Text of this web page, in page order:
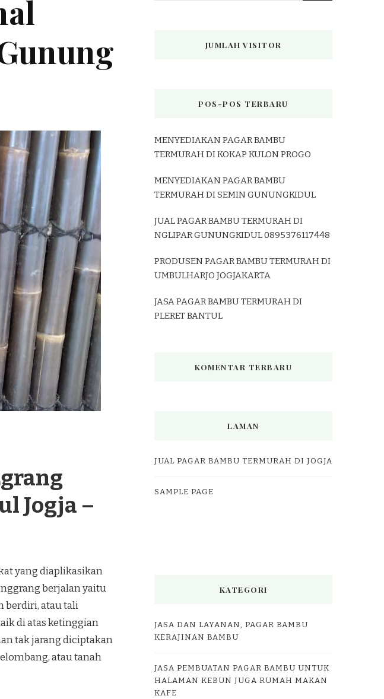
Jogja –
yang diaplikasikan
berjalan yaitu
berdiri, atau tali
di atas ketinggian
tak jarang diciptakan
atau tanah
JUMLAH VISITOR
POS-POS TERBARU
MENYEDIAKAN PAGAR BAMBU
TERMURAH DI KOKAP KULON PROGO
MENYEDIAKAN PAGAR BAMBU
TERMURAH DI SEMIN GUNUNGKIDUL
JUAL PAGAR BAMBU TERMURAH DI
NGLIPAR GUNUNGKIDUL 0895376117448
PRODUSEN PAGAR BAMBU TERMURAH DI
UMBULHARJO JOGJAKARTA
JASA PAGAR BAMBU TERMURAH DI
PLERET BANTUL
KOMENTAR TERBARU
LAMAN
JUAL PAGAR BAMBU TERMURAH DI JOGJA
SAMPLE PAGE
KATEGORI
JASA DAN LAYANAN, PAGAR BAMBU
KERAJINAN BAMBU
JASA PEMBUATAN PAGAR BAMBU UNTUK
HALAMAN KEBUN JUGA RUMAH MAKAN
KAFE